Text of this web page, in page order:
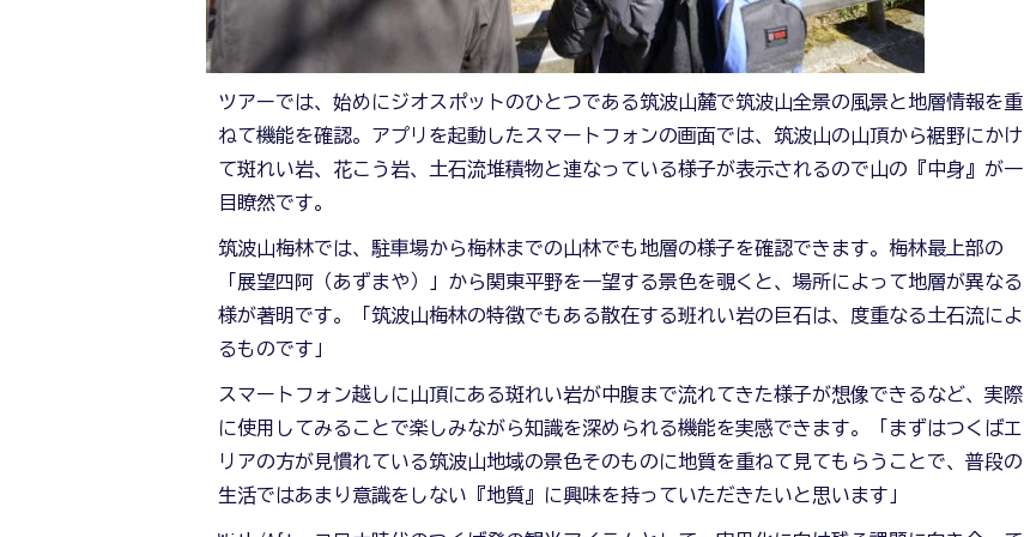
ツアーでは、始めにジオスポットのひとつである筑波山麓で筑波山全景の風景と地層情報を重
ねて機能を確認。アプリを起動したスマートフォンの画面では、筑波山の山頂から裾野にかけ
て斑れい岩、花こう岩、土石流堆積物と連なっている様子が表示されるので山の『中身』が一
目瞭然です。
筑波山梅林では、駐車場から梅林までの山林でも地層の様子を確認できます。梅林最上部の
「展望四阿（あずまや）」から関東平野を一望する景色を覗くと、場所によって地層が異なる
様が著明です。「筑波山梅林の特徴でもある散在する班れい岩の巨石は、度重なる土石流によ
るものです」
スマートフォン越しに山頂にある斑れい岩が中腹まで流れてきた様子が想像できるなど、実際
に使用してみることで楽しみながら知識を深められる機能を実感できます。「まずはつくばエ
リアの方が見慣れている筑波山地域の景色そのものに地質を重ねて見てもらうことで、普段の
生活ではあまり意識をしない『地質』に興味を持っていただきたいと思います」